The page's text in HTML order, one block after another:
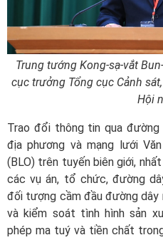
Trung tướng Kong-sạ-vắt
cục trưởng Tổng cục Cảnh
Hội
Trao đổi thông tin qua
địa phương và mạng lưới
(BLO) trên tuyến biên giới,
các vụ án, tổ chức, đường
đối tượng cầm đầu đường dây
và kiểm soát tình hình sản
phép ma tuý và tiền chất